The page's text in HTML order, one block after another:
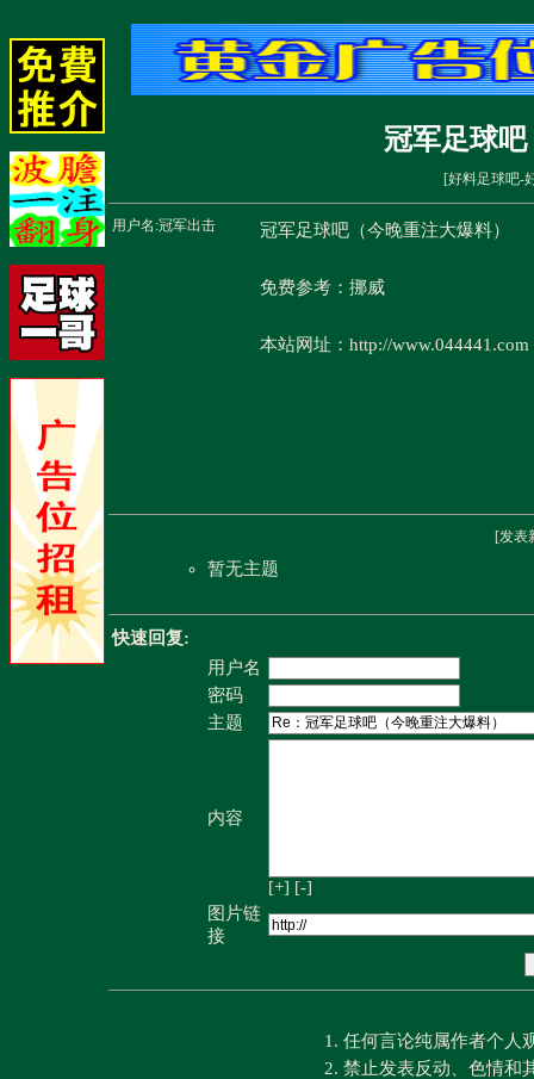
冠军足球
[好料足球吧-
用户名:冠军出击 冠军足球吧（今晚重注大爆料）
免费参考：挪威
本站网址：http://www.044441.com
[发表
暂无主题
快速回复:
用户名
密码
主题
内容
[+] [-]
图片链
接
1. 任何言论纯属作者个人
2. 禁止发表反动、色情和